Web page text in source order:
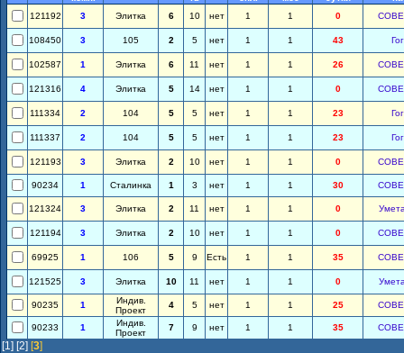
121192
3 Элитка 6 10 нет 1 1 0
108450 3 105 2 5 нет 1 1 43
102587 1 Элитка 6 11 нет 1 1 26
121316 4 Элитка 5 14 нет 1 1 0
111334 2 104 5 5 нет 1 1 23
111337 2 104 5 5 нет 1 1 23
121193 3 Элитка 2 10 нет 1 1 0
90234 1 Сталинка 1 3 нет 1 1 30
121324 3 Элитка 2 11 нет 1 1 0
121194 3 Элитка 2 10 нет 1 1 0
69925 1 106 5 9 Есть 1 1 35
121525 3 Элитка 10 11 нет 1 1 0
90235 1
Индив.
Проект
4 5 нет 1 1 25
90233 1
Индив.
Проект
7 9 нет 1 1 35
[1] [2] [3]